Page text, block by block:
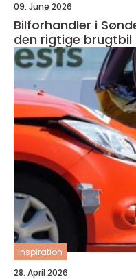
09. June 2026
Bilforhandler i
den rigtige brugtbil
inspiration
28. April 2026